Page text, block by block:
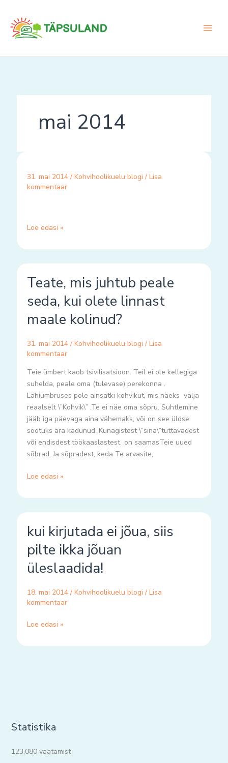
content
mai 2014
31. mai 2014 / Kohvihoolikuelu blogi / Lisa
kommentaar
Loe edasi »
Teate, mis juhtub peale
seda, kui olete linnast
maale kolinud?
31. mai 2014 / Kohvihoolikuelu blogi / Lisa
kommentaar
Teie ümbert kaob tsivilisatsioon. Teil ei ole kellegiga
suhelda, peale oma (tulevase) perekonna .
Lähiümbruses pole ainsatki kohvikut, mis näeks välja
reaalselt \”Kohvik\” .Te ei näe oma sõpru. Suhtlemine
jääb iga päevaga aina vähemaks, või on see üldse
sootuks ära kadunud. Kunagistest \”sina\”tuttavadest
või endisdest töökaaslastest on saamasTeie uued
sõbrad. Ja sõpradest, keda Te arvasite,
mis
peale
seda,
olete
linnast
kolinud?
Loe edasi »
kui kirjutada ei jõua, siis
pilte ikka jõuan
üleslaadida!
18. mai 2014 / Kohvihoolikuelu blogi / Lisa
kommentaar
kirjutada
jõua,
siis
pilte
ikka
jõuan
Loe edasi »
Statistika
123,080 vaatamist